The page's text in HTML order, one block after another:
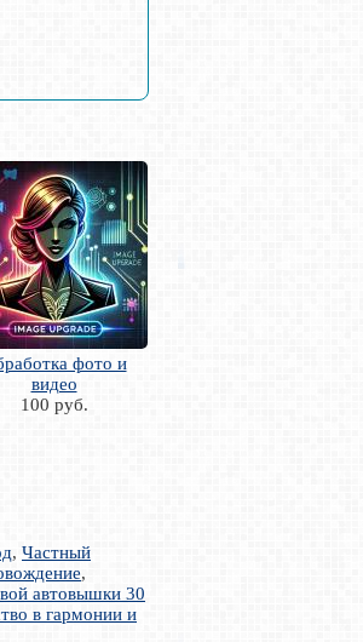
фото и
видео
100 руб.
, Частный
,
автовышки 30
в гармонии и